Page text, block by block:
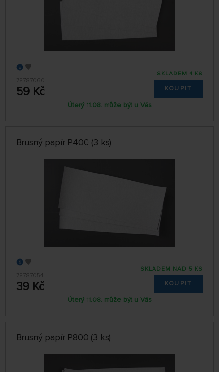
79787060
59 Kč
SKLADEM 4 KS
KOUPIT
Úterý 11.08. může být u Vás
Brusný papír P400 (3 ks)
79787054
39 Kč
SKLADEM NAD 5 KS
KOUPIT
Úterý 11.08. může být u Vás
Brusný papír P800 (3 ks)